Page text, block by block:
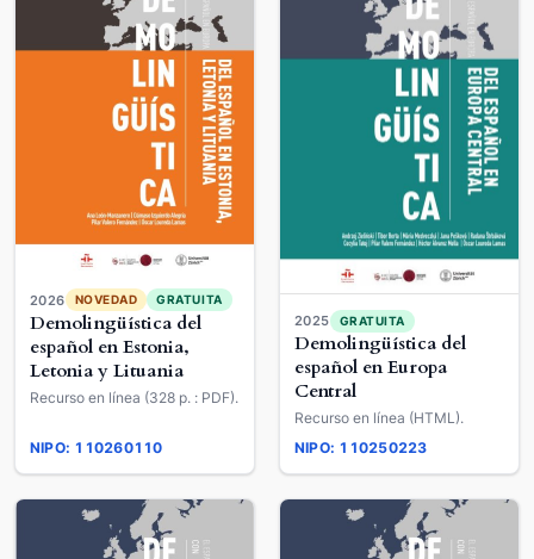
2026 NOVEDAD GRATUITA
Demolingüística del
español en Estonia,
Letonia y Lituania
Recurso en línea (328 p. : PDF).
NIPO: 110260110
2025 GRATUITA
Demolingüística del
español en Europa
Central
Recurso en línea (HTML).
NIPO: 110250223